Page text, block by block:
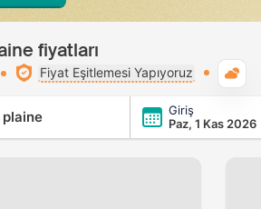
fiyatları
Fiyat Eşitlemesi Yapıyoruz
Giriş
Paz, 1 Kas 2026